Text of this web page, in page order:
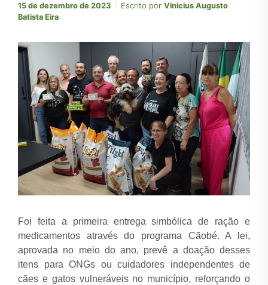
15 de dezembro de 2023 Escrito por Vinicius Augusto
Batista Eira
Foi feita a primeira entrega simbólica de ração e
medicamentos através do programa Cãobé. A lei,
aprovada no meio do ano, prevê a doação desses
itens para ONGs ou cuidadores independentes de
cães e gatos vulneráveis no município, reforçando o